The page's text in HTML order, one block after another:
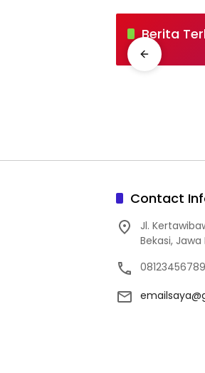
BINKAS
Berita
Contact
Jl.
Bekasi,
08123456789